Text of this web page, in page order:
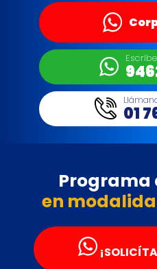
01
Programa
en